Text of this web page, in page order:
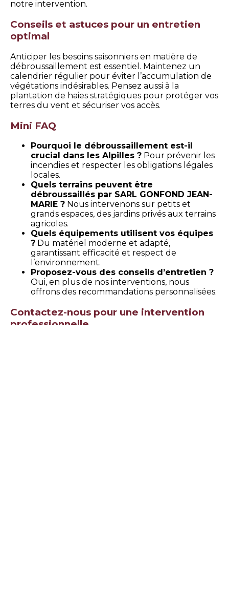
notre intervention.
Conseils et astuces pour un entretien
optimal
Anticiper les besoins saisonniers en matière de
débroussaillement est essentiel. Maintenez un
calendrier régulier pour éviter l’accumulation de
végétations indésirables. Pensez aussi à la
plantation de haies stratégiques pour protéger vos
terres du vent et sécuriser vos accès.
Mini FAQ
Pourquoi le débroussaillement est-il
crucial dans les Alpilles ? Pour prévenir les
incendies et respecter les obligations légales
locales.
Quels terrains peuvent être
débroussaillés par SARL GONFOND JEAN-
MARIE ? Nous intervenons sur petits et
grands espaces, des jardins privés aux terrains
agricoles.
Quels équipements utilisent vos équipes
? Du matériel moderne et adapté,
garantissant efficacité et respect de
l’environnement.
Proposez-vous des conseils d’entretien ?
Oui, en plus de nos interventions, nous
offrons des recommandations personnalisées.
Contactez-nous pour une intervention
professionnelle